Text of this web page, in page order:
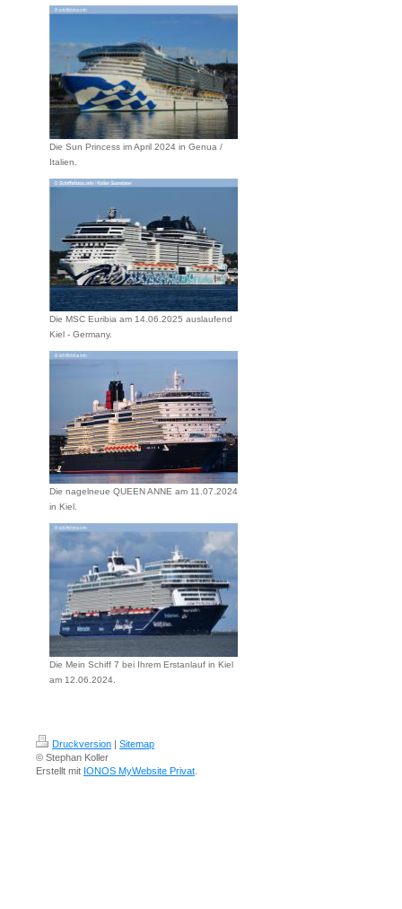
Die Sun Princess im April 2024 in Genua /
Italien.
Die MSC Euribia am 14.06.2025 auslaufend
Kiel - Germany.
Die nagelneue QUEEN ANNE am 11.07.2024
in Kiel.
Die Mein Schiff 7 bei Ihrem Erstanlauf in Kiel
am 12.06.2024.
Druckversion | Sitemap
© Stephan Koller
Erstellt mit IONOS MyWebsite Privat